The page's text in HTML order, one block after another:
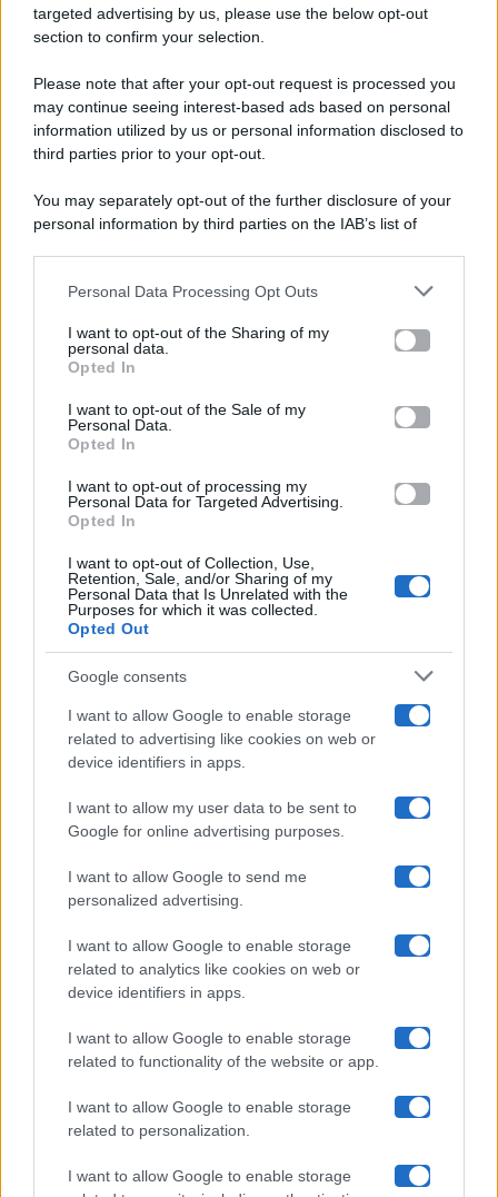
targeted advertising by us, please use the below opt-out
section to confirm your selection.
Please note that after your opt-out request is processed you
may continue seeing interest-based ads based on personal
information utilized by us or personal information disclosed to
third parties prior to your opt-out.
You may separately opt-out of the further disclosure of your
personal information by third parties on the IAB’s list of
This information may also be disclosed by us to third parties
disclose it to other third parties.
Please note that this website/app uses one or more Google
services and may gather and store information including but
not limited to your visit or usage behaviour. You may click to
grant or deny consent to Google and its third-party tags to
consent section.
Personal Data Processing Opt Outs
I want to opt-out of the Sharing of my
personal data.
Opted In
I want to opt-out of the Sale of my
Personal Data.
Opted In
I want to opt-out of processing my
Personal Data for Targeted Advertising.
Opted In
I want to opt-out of Collection, Use,
Retention, Sale, and/or Sharing of my
Personal Data that Is Unrelated with the
Purposes for which it was collected.
Opted Out
Google consents
I want to allow Google to enable storage
related to advertising like cookies on web or
device identifiers in apps.
I want to allow my user data to be sent to
Google for online advertising purposes.
I want to allow Google to send me
personalized advertising.
I want to allow Google to enable storage
related to analytics like cookies on web or
device identifiers in apps.
I want to allow Google to enable storage
related to functionality of the website or app.
I want to allow Google to enable storage
related to personalization.
I want to allow Google to enable storage
Gossip e TV è un sito di MASTE S.r.l.
viale Luigi Majno n. 21 - 20129 Milano (MI)
P.Iva 10909580960
Categorie
Gossip
Televisione
Programmi TV
Amici
Ballando Con Le Stelle
Grande Fratello
Isola Dei Famosi
Uomini E Donne
Maste S.r.l.
Chi siamo
Collabora con noi
Contatti
Privacy Policy
Cookie Policy